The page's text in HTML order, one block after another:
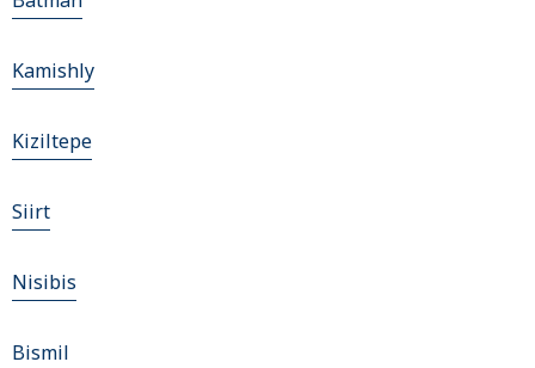
Kamishly
Kiziltepe
Siirt
Nisibis
Bismil